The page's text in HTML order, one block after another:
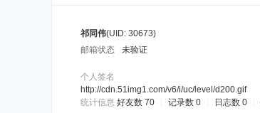
祁同伟(UID: 30673)
邮箱状态
未验证
个人签名
http://cdn.51img1.com/v6/i/uc/level/d200.gif
统计信息 好友数 70 记录数 0 日志数 0